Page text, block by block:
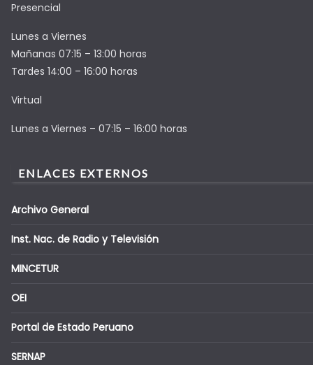
Presencial
Lunes a Viernes
Mañanas 07:15 – 13:00 horas
Tardes 14:00 – 16:00 horas
Virtual
Lunes a Viernes – 07:15 – 16:00 horas
ENLACES EXTERNOS
Archivo General
Inst. Nac. de Radio y Televisión
MINCETUR
OEI
Portal de Estado Peruano
SERNAP